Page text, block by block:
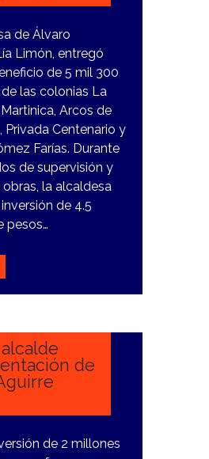
de Álvaro
Limón, entregó
de 5 mil 300
las colonias La
Arcos de
Privada Centenario y
Farías. Durante
de supervisión y
la alcaldesa
de 4.5
pesos…
de
de 2 millones